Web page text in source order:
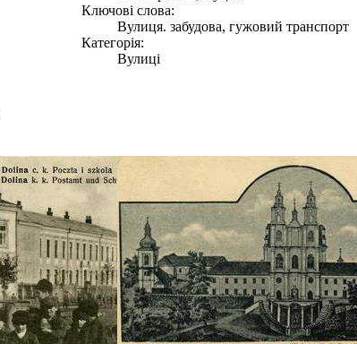
Ключові слова:
Вулиця. забудова, гужовий транспорт
Категорія:
Вулиці